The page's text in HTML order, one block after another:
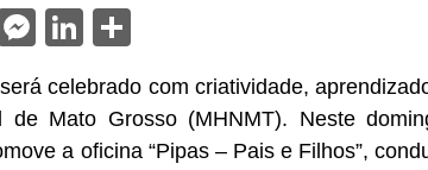
Messenger
LinkedIn
celebrado com criatividade,
de Mato Grosso (MHNMT). Neste
a oficina “Pipas – Pais e Filhos”,